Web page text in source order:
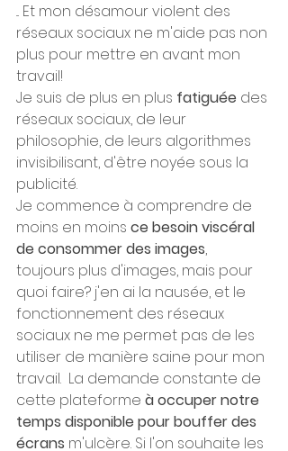
... Et mon désamour violent des
réseaux sociaux ne m'aide pas non
plus pour mettre en avant mon
travail!
Je suis de plus en plus fatiguée des
réseaux sociaux, de leur
philosophie, de leurs algorithmes
invisibilisant, d'être noyée sous la
publicité.
Je commence à comprendre de
moins en moins ce besoin viscéral
de consommer des images,
toujours plus d'images, mais pour
quoi faire? j'en ai la nausée, et le
fonctionnement des réseaux
sociaux ne me permet pas de les
utiliser de manière saine pour mon
travail.  La demande constante de
cette plateforme à occuper notre
temps disponible pour bouffer des
écrans m'ulcère. Si l'on souhaite les